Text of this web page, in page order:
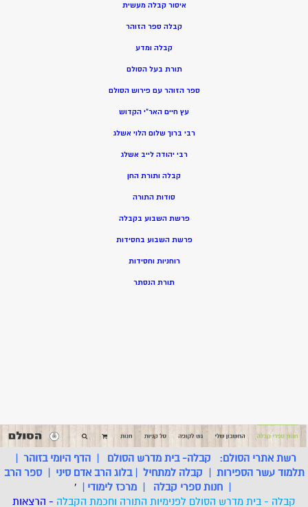
איסור קבלה מעשית
קבלה ספר הזוהר
קבלה ומדע
תורת בעל הסולם
ספר הזוהר עם פירוש הסולם
עץ חיים האר”י הקדוש
רבי ברוך שלום הלוי אשלג
רבי יהודה לייב אשלג
קבלה ותורת החן
סודות התורה
פרשת השבוע בקבלה
פרשת השבוע בחסידות
רוחניות וחסידות
תורת הנסתר
רשת אתרי הסולם: קבלה- בית מדרש הסולם |הדף היומי בזוהר |
תלמוד עשר הספירות | קבלה למתחיל |בלוג הרב אדם סיני |ספר הרב
| חנות ספרי קבלה | מרכז לימודי |
'
קבלה - בית מדרש הסולם לפנימיות התורה וחכמת הקבלה - הרצאות